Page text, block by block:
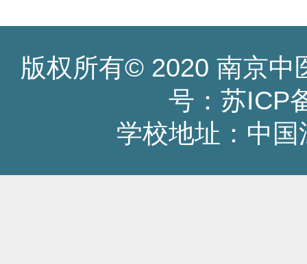
版权所有© 2020 南京中
号：苏ICP
学校地址：中